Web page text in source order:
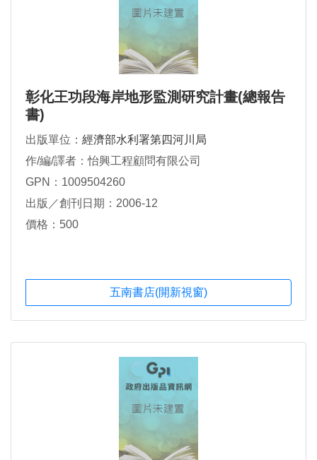
彰化王功段海岸地形監測研究計畫(總報告
書)
出版單位： 經濟部水利署第四河川局
作/編/譯者：怡興工程顧問有限公司
GPN：1009504260
出版／創刊日期：2006-12
價格：500
五南書店(開新視窗)